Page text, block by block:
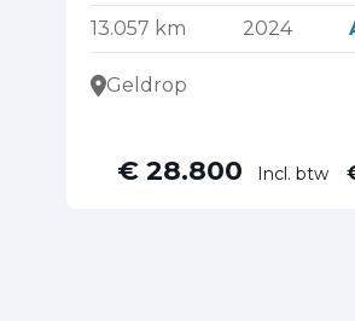
13.057 km 2024
Geldrop
€ 28.800 Incl. btw